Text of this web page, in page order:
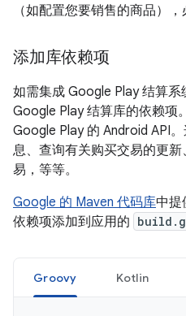
（如配置您要销售的商品），
添加库依赖项
如需集成 Google Play 结算
Google Play 结算库的依赖项
Google Play 的 Android API
息、查询有关购买交易的更
易，等等。
Google 的 Maven 代码库中提
依赖项添加到应用的
Groovy Kotlin